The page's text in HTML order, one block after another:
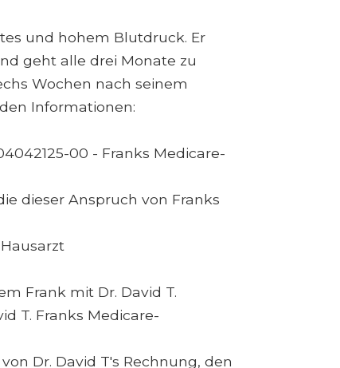
und hohem Blutdruck. Er
geht alle drei Monate zu
Wochen nach seinem
Informationen:
00 - Franks Medicare-
dieser Anspruch von Franks
Frank mit Dr. David T.
T. Franks Medicare-
Dr. David T's Rechnung, den